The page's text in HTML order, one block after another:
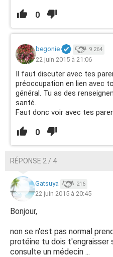
0
begonie 9 264
22 juin 2015 à 21:06
Il faut discuter avec tes
préoccupation en lien avec
général. Tu as des
santé.
Faut donc voir avec tes
0
RÉPONSE 2 / 4
Gatsuya 216
22 juin 2015 à 20:45
Bonjour,
non se n'est pas normal
protéine tu dois t'engraisser
consulte un médecin ...